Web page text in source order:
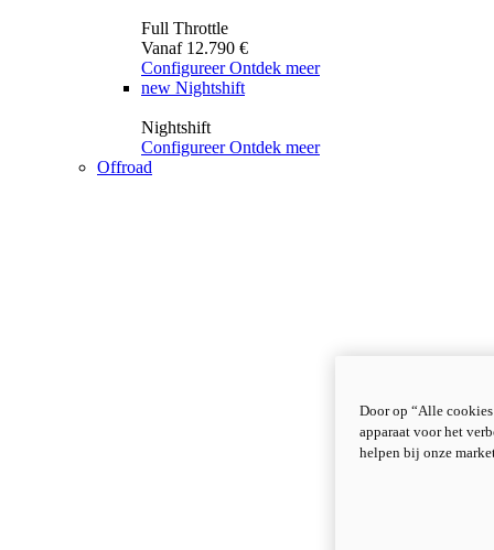
Full Throttle
Vanaf 12.790 €
Configureer Ontdek meer
new Nightshift
Nightshift
Configureer Ontdek meer
Offroad
Door op “Alle
apparaat voor het
helpen bij onze